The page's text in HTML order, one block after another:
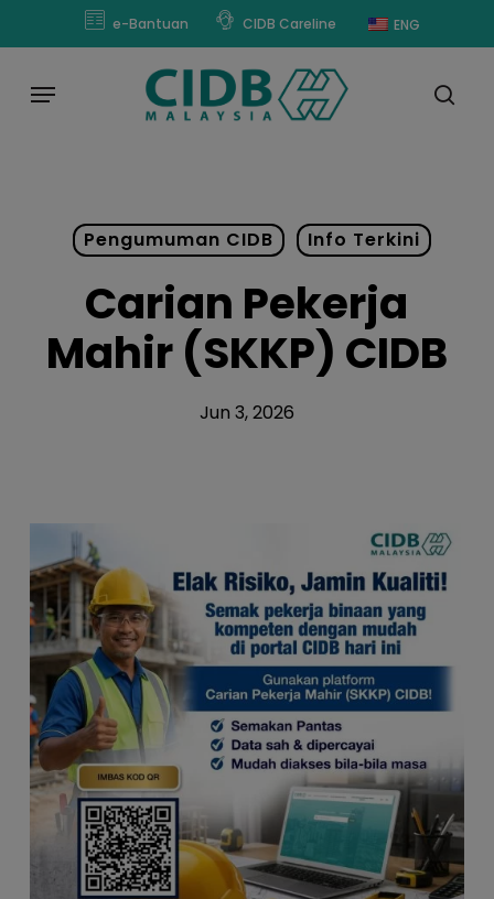
content
e-Bantuan CIDB Careline ENG
Menu
Pengumuman CIDB Info Terkini
Carian Pekerja
Mahir (SKKP) CIDB
Jun 3, 2026